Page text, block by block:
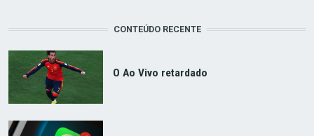
CONTEÚDO RECENTE
O Ao Vivo retardado